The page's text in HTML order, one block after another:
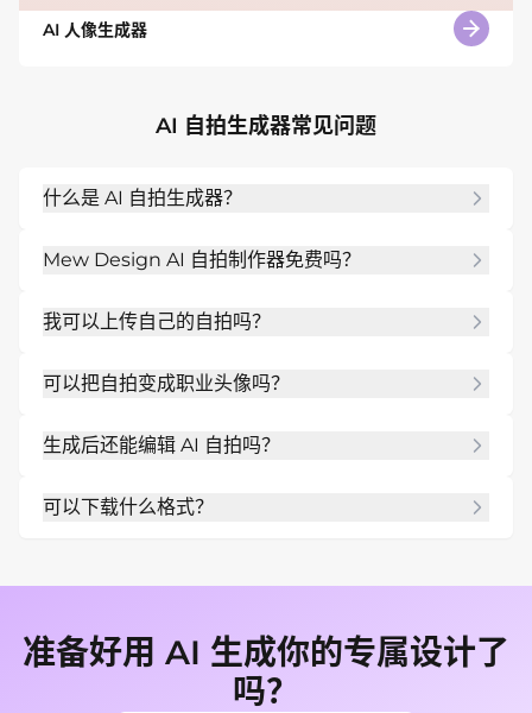
AI 人像生成器
AI 自拍生成器常见问题
什么是 AI 自拍生成器？
成新的 AI 照片，例如职业照、头像、创意头像和社媒
Mew Design AI 自拍制作器免费吗？
自拍变体并导出无水印图片。
我可以上传自己的自拍吗？
身份、五官结构、发型和表情，同时改变风格、光线
可以把自拍变成职业头像吗？
片或商务资料图，并写明服装、背景、光线和裁剪。
生成后还能编辑 AI 自拍吗？
表情或平台尺寸裁剪。
可以下载什么格式？
准备好用 AI 生成你的专属设计了
吗？